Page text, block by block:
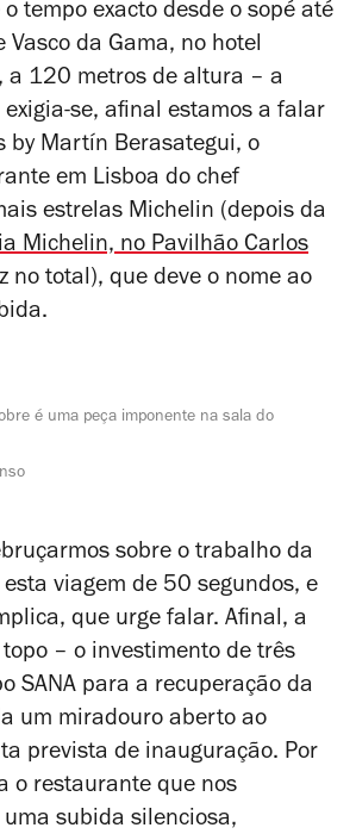
tempo exacto desde o sopé até
Vasco da Gama, no hotel
a 120 metros de altura – a
se, afinal estamos a falar
by Martín Berasategui, o
em Lisboa do chef
estrelas Michelin (depois da
Michelin, no Pavilhão Carlos
no total), que deve o nome ao
é uma peça imponente na sala do
sobre o trabalho da
viagem de 50 segundos, e
que urge falar. Afinal, a
– o investimento de três
SANA para a recuperação da
um miradouro aberto ao
prevista de inauguração. Por
o restaurante que nos
subida silenciosa,